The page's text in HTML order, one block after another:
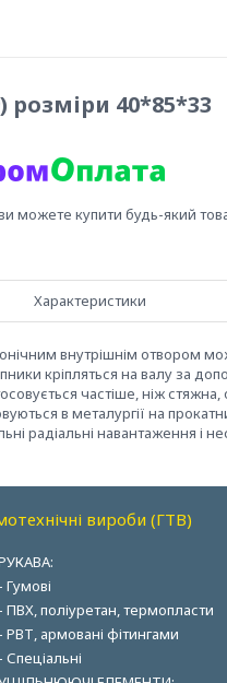
розміри 40*85*33
можете купити будь-який
Характеристики
внутрішнім отвором
кріпляться на валу за
частіше, ніж
в металургії на
радіальні навантаження і
вироби (ГТВ)
- Гумові
- ПВХ, поліуретан, термопласти
- РВТ, армовані фітингами
- Спеціальні